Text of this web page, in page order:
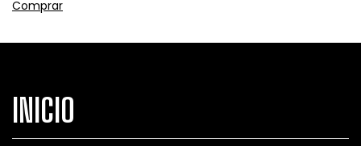
INICIO